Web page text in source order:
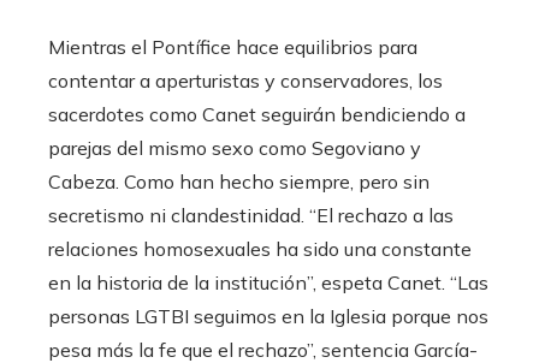
Mientras el Pontífice hace equilibrios para
contentar a aperturistas y conservadores, los
sacerdotes como Canet seguirán bendiciendo a
parejas del mismo sexo como Segoviano y
Cabeza. Como han hecho siempre, pero sin
secretismo ni clandestinidad. “El rechazo a las
relaciones homosexuales ha sido una constante
en la historia de la institución”, espeta Canet. “Las
personas LGTBI seguimos en la Iglesia porque nos
pesa más la fe que el rechazo”, sentencia García-